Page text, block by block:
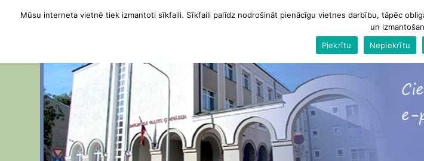
Mūsu interneta vietnē tiek izmantoti sīkfaili. Sīkfaili palīdz nodrošināt pienācīgu vietnes darbību, tāpēc
un
Piekrītu
Nepiekrītu